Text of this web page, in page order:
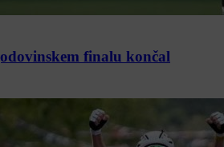
finalu končal